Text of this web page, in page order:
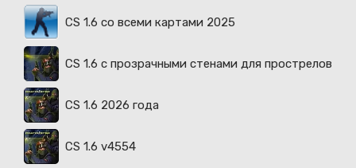
CS 1.6 со всеми картами 2025
CS 1.6 с прозрачными стенами для прострелов
CS 1.6 2026 года
CS 1.6 v4554